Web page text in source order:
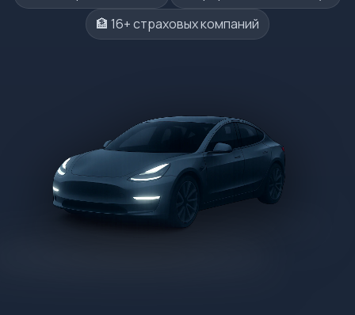
🏦 16+ страховых компаний